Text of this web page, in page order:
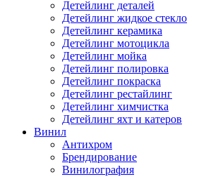
Детейлинг деталей
Детейлинг жидкое стекло
Детейлинг керамика
Детейлинг мотоцикла
Детейлинг мойка
Детейлинг полировка
Детейлинг покраска
Детейлинг рестайлинг
Детейлинг химчистка
Детейлинг яхт и катеров
Винил
Антихром
Брендирование
Винилография